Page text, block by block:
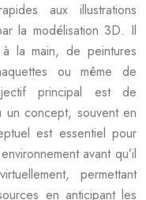
aux illustrations
la modélisation 3D. Il
la main, de peintures
ou même de
principal est de
un concept, souvent en
est essentiel pour
avant qu’il
permettant
en anticipant les